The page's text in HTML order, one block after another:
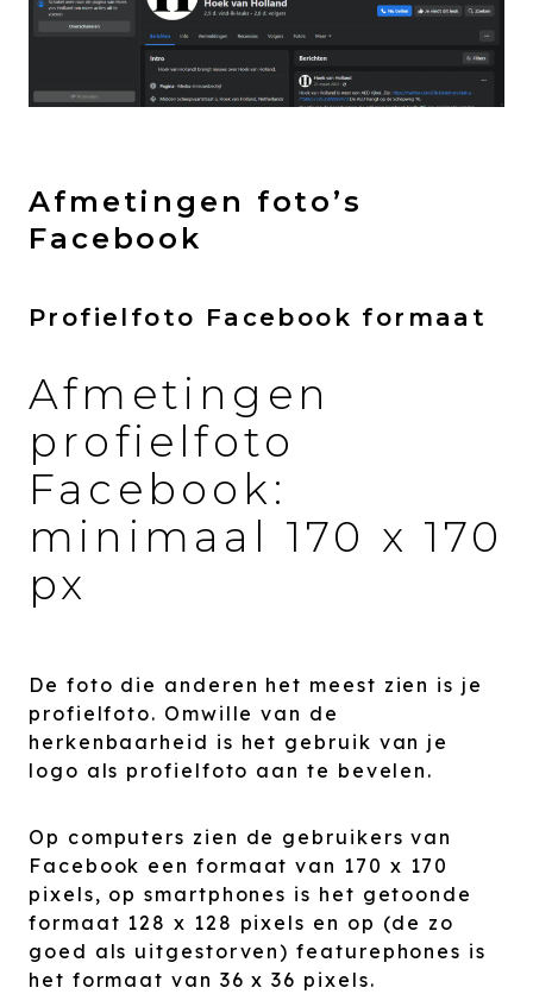
Afmetingen foto’s
Facebook
Profielfoto Facebook formaat
Afmetingen
profielfoto
Facebook:
minimaal 170 x 170
px
De foto die anderen het meest zien is je
profielfoto. Omwille van de
herkenbaarheid is het gebruik van je
logo als profielfoto aan te bevelen.
Op computers zien de gebruikers van
Facebook een formaat van 170 x 170
pixels, op smartphones is het getoonde
formaat 128 x 128 pixels en op (de zo
goed als uitgestorven) featurephones is
het formaat van 36 x 36 pixels.